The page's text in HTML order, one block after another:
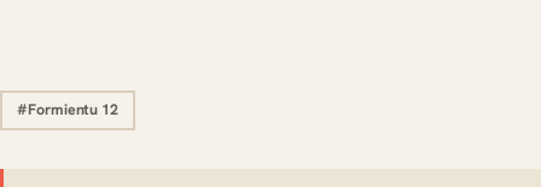
#Formientu 12